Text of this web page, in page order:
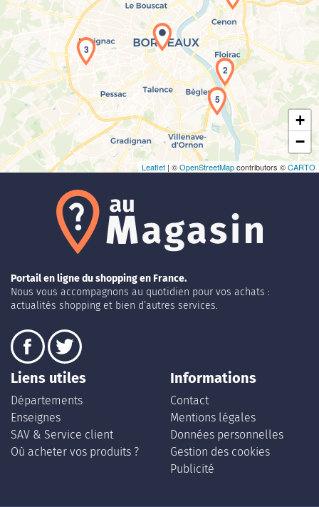
Chargement de la carte en cours...
2
3
5
+
−
Leaflet | ©OpenStreetMapcontributors ©CARTO
Portail en ligne du shopping en France.
Nous vous accompagnons au quotidien pour vos achats :
actualités shopping et bien d’autres services.
Liens utiles
Départements
Enseignes
SAV & Service client
Où acheter vos produits ?
Informations
Contact
Mentions légales
Données personnelles
Gestion des cookies
Publicité